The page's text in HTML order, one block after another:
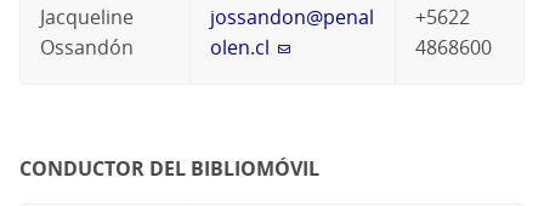
Jacqueline
Ossandón
jossandon@penal
olen.cl
+5622
4868600
CONDUCTOR DEL BIBLIOMÓVIL